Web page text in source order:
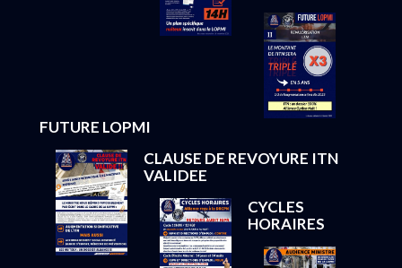
FUTURE LOPMI
CLAUSE DE REVOYURE ITN
VALIDEE
CYCLES
HORAIRES